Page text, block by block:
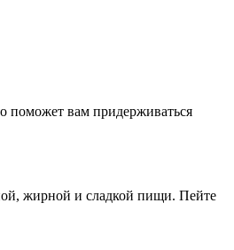
поможет вам придерживаться
жирной и сладкой пищи. Пейте